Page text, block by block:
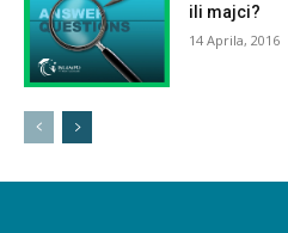
ili majci?
14 Aprila, 2016